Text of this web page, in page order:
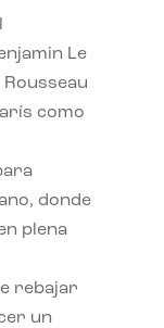
Le
como
donde
plena
rebajar
un